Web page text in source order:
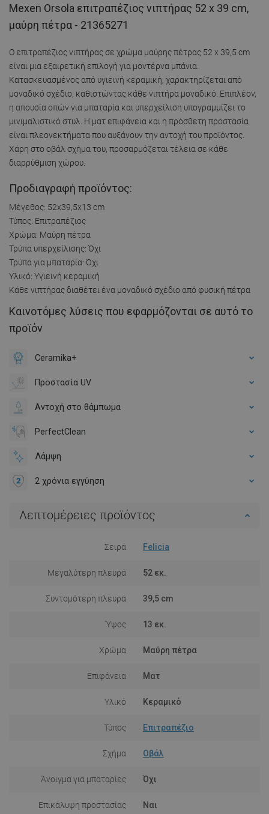
Mexen Orsola επιτραπέζιος νιπτήρας 52 x 39 cm,
μαύρη πέτρα - 21365271
Ο επιτραπέζιος νιπτήρας σε χρώμα μαύρης πέτρας 52 x 39,5 cm
είναι μια εξαιρετική επιλογή για μοντέρνα μπάνια.
Κατασκευασμένος από υγιεινή κεραμική, χαρακτηρίζεται από
μοναδικό σχέδιο, καθιστώντας κάθε νιπτήρα μοναδικό. Επιπλέον,
η απουσία οπών για μπαταρία και υπερχείλιση υπογραμμίζει το
μινιμαλιστικό στυλ. Η ματ επιφάνεια και η πρόσθετη προστασία
είναι πλεονεκτήματα που αυξάνουν την αντοχή του προϊόντος.
Χάρη στο οβάλ σχήμα του, προσαρμόζεται τέλεια σε κάθε
διαρρύθμιση χώρου.
Προδιαγραφή προϊόντος:
Μέγεθος: 52x39,5x13 cm
Τύπος: Επιτραπέζιος
Χρώμα: Μαύρη πέτρα
Τρύπα υπερχείλισης: Όχι
Τρύπα για μπαταρία: Όχι
Υλικό: Υγιεινή κεραμική
Κάθε νιπτήρας διαθέτει ένα μοναδικό σχέδιο από φυσική πέτρα
Καινοτόμες λύσεις που εφαρμόζονται σε αυτό το
προϊόν
Ceramika+
Προστασία UV
Αντοχή στο θάμπωμα
PerfectClean
Λάμψη
2 χρόνια εγγύηση
Λεπτομέρειες προϊόντος
Σειρά Felicia
Μεγαλύτερη πλευρά 52 εκ.
Συντομότερη πλευρά 39,5 cm
Ύψος 13 εκ.
Χρώμα Μαύρη πέτρα
Επιφάνεια Ματ
Υλικό Κεραμικό
Τύπος Επιτραπέζιο
Σχήμα Οβάλ
Άνοιγμα για μπαταρίες Όχι
Επικάλυψη προστασίας Ναι